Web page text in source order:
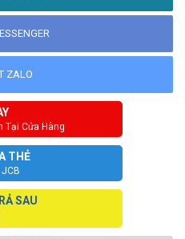
ZALO
Tại Cửa Hàng
THẺ
SAU